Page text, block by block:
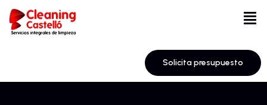
Solicita presupuesto